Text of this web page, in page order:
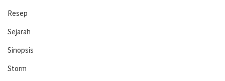
Resep
Sejarah
Sinopsis
Storm